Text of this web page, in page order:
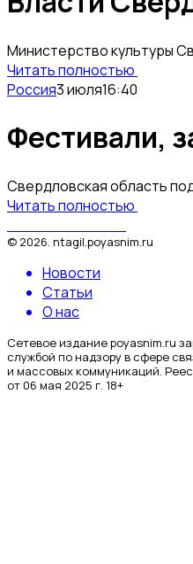
Министерство культуры
Читать полностью
Россия3 июля16:40
Фестивали,
Свердловская область
Читать полностью
© 2026 ntagil.poyasnim.ru
Новости
Статьи
О нас
Сетевое издание poyasnim.ru
службой по надзору в сфере
и массовых коммуникаций.
от 06 мая 2025 г. 18+